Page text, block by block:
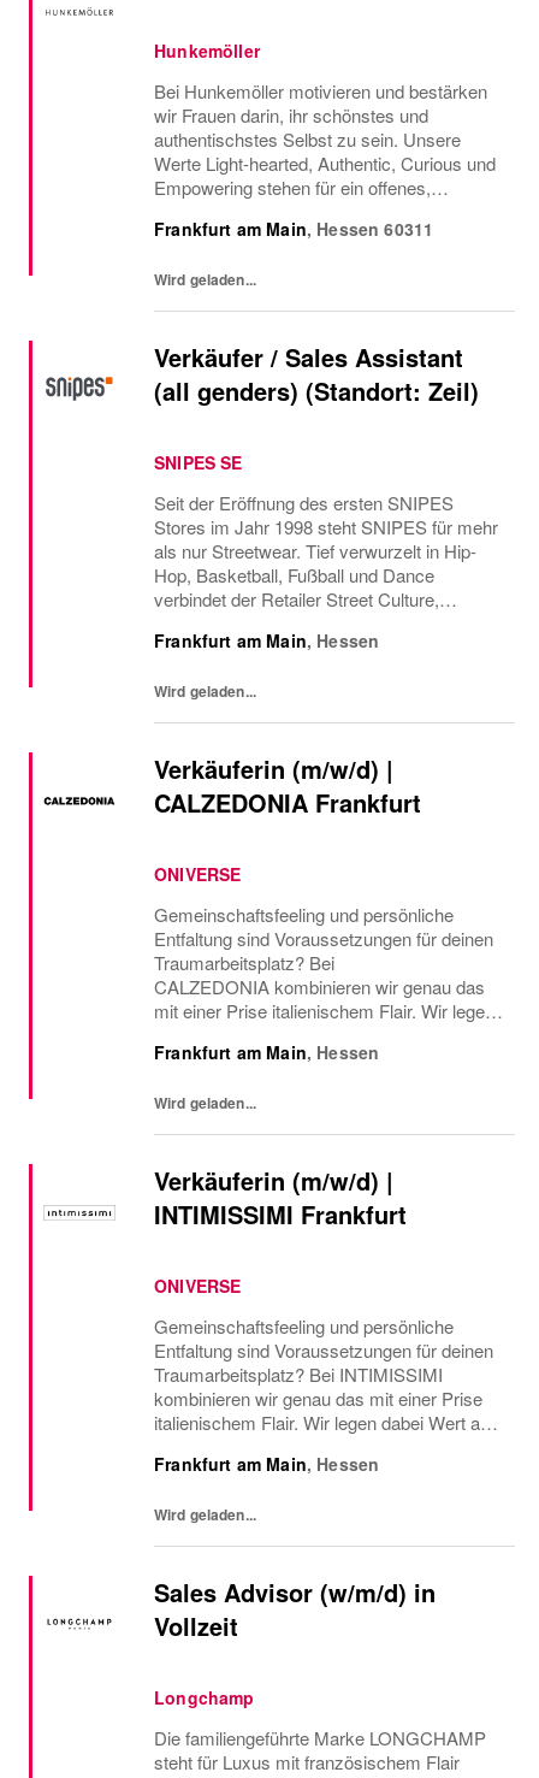
Hunkemöller
Bei Hunkemöller motivieren und bestärken
wir Frauen darin, ihr schönstes und
authentischstes Selbst zu sein. Unsere
Werte Light-hearted, Authentic, Curious und
Empowering stehen für ein offenes,
Neugier, Vertrauen und persönliches
Frankfurt am Main, Hessen 60311
Wird geladen...
Verkäufer / Sales Assistant
(all genders) (Standort: Zeil)
SNIPES SE
Seit der Eröffnung des ersten SNIPES
Stores im Jahr 1998 steht SNIPES für mehr
als nur Streetwear. Tief verwurzelt in Hip-
Hop, Basketball, Fußball und Dance
verbindet der Retailer Street Culture,
Stores in Europa und den USA sowie dem
Frankfurt am Main, Hessen
Wird geladen...
Verkäuferin (m/w/d) |
CALZEDONIA Frankfurt
ONIVERSE
Gemeinschaftsfeeling und persönliche
Entfaltung sind Voraussetzungen für deinen
Traumarbeitsplatz? Bei
CALZEDONIA kombinieren wir genau das
mit einer Prise italienischem Flair. Wir legen
daher: BE YOURSELF und werde
Frankfurt am Main, Hessen
Wird geladen...
Verkäuferin (m/w/d) |
INTIMISSIMI Frankfurt
ONIVERSE
Gemeinschaftsfeeling und persönliche
Entfaltung sind Voraussetzungen für deinen
Traumarbeitsplatz? Bei INTIMISSIMI
kombinieren wir genau das mit einer Prise
italienischem Flair. Wir legen dabei Wert auf
YOURSELF und werde Verkäuferin
Frankfurt am Main, Hessen
Wird geladen...
Sales Advisor (w/m/d) in
Vollzeit
Longchamp
Die familiengeführte Marke LONGCHAMP
steht für Luxus mit französischem Flair